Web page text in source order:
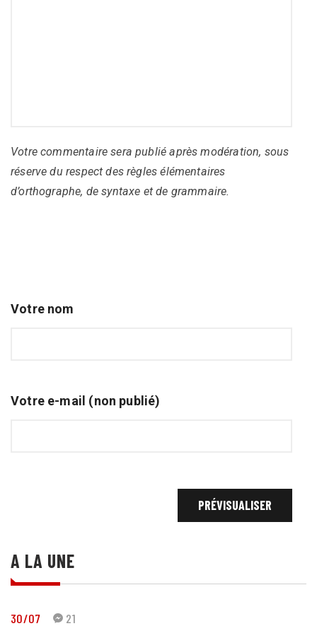
Votre commentaire sera publié après modération, sous
réserve du respect des règles élémentaires
d’orthographe, de syntaxe et de grammaire.
Votre nom
Votre e-mail (non publié)
A LA UNE
30/07 21